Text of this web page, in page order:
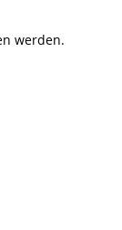
werden.